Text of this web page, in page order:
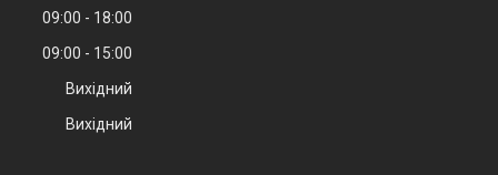
09:00
18:00
09:00
15:00
Вихідний
Вихідний